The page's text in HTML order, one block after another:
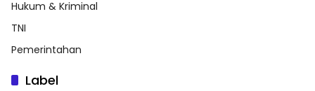
Hukum & Kriminal
TNI
Pemerintahan
Label